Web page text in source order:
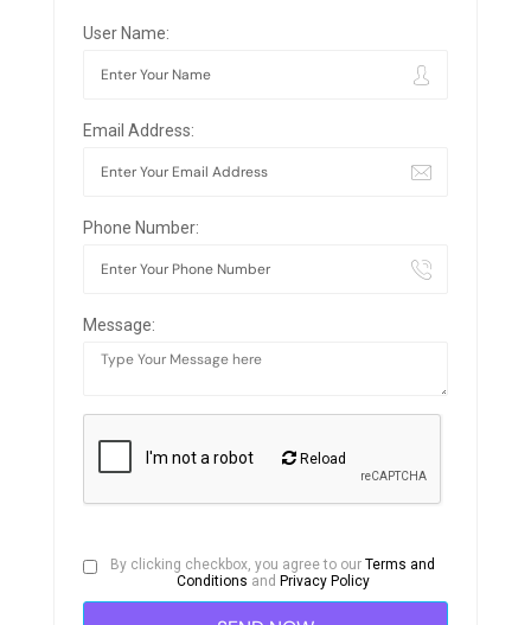
User Name:
Email Address:
Phone Number:
Message:
Reload
By clicking checkbox, you agree to ourTerms and
Conditions and Privacy Policy